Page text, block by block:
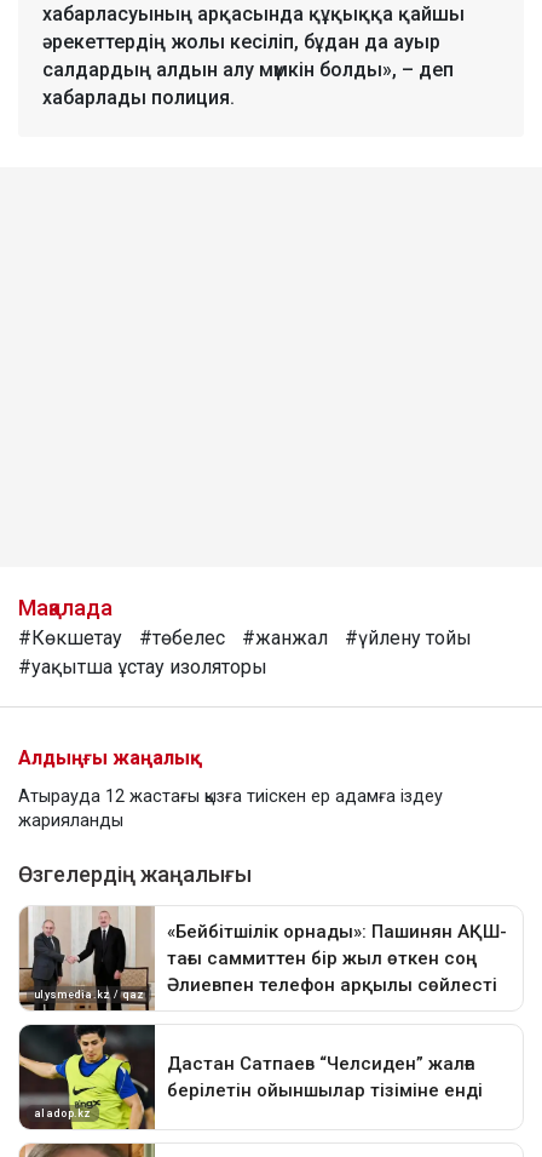
хабарласуының арқасында құқыққа қайшы
әрекеттердің жолы кесіліп, бұдан да ауыр
салдардың алдын алу мүмкін болды», – деп
хабарлады полиция.
Мақалада
#Көкшетау #төбелес #жанжал
#үйлену тойы
#уақытша ұстау изоляторы
Алдыңғы жаңалық
Атырауда 12 жастағы қызға тиіскен ер адамға іздеу
жарияланды